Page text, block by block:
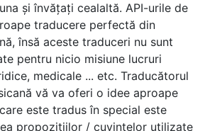
și învățați cealaltă. API-urile de
traducere perfectă din
însă aceste traduceri nu sunt
pentru nicio misiune lucruri
medicale ... etc. Traducătorul
vă va oferi o idee aproape
este tradus în special este
propozițiilor / cuvintelor utilizate